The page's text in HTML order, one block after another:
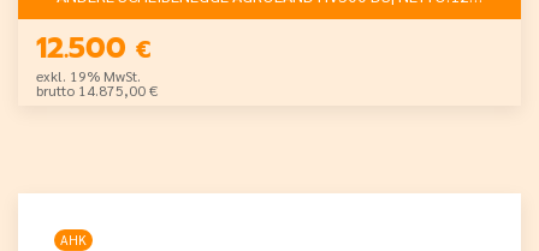
12.500 €
exkl. 19% MwSt.
brutto 14.875,00 €
AHK